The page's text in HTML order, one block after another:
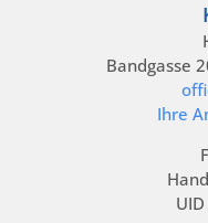
Bandgasse
Ihre